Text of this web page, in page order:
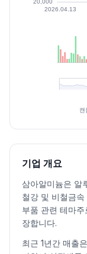
최근 구간 일
2026.07.06
39250
2026.07.07
37500
2026.07.08
37600
2026.07.10
33950
2026.07.13
39550
2026.07.14
41650
2026.07.16
35450
캔
기업 개요
삼아알미늄은 알
철강 및 비철금속
부품 관련 테마
장합니다.
최근 1년간 매출